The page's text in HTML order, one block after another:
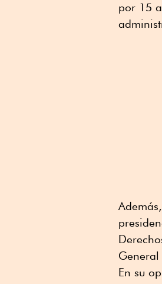
por 15
General
En su